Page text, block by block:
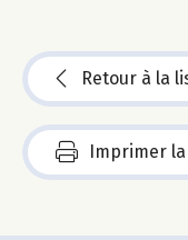
Retour à la
Imprimer